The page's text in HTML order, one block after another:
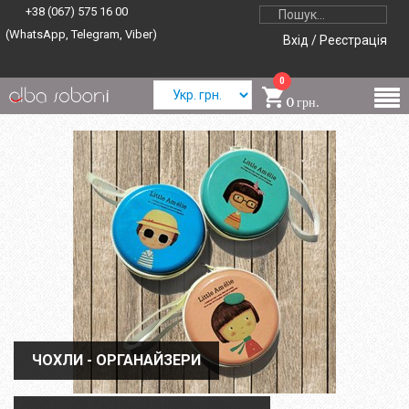
+38 (067) 575 16 00
(WhatsApp, Telegram, Viber)
Вхід / Реєстрація
0
0 грн.
ЧОХЛИ - ОРГАНАЙЗЕРИ
ЧОХЛИ - ОРГАНАЙЗЕРИ